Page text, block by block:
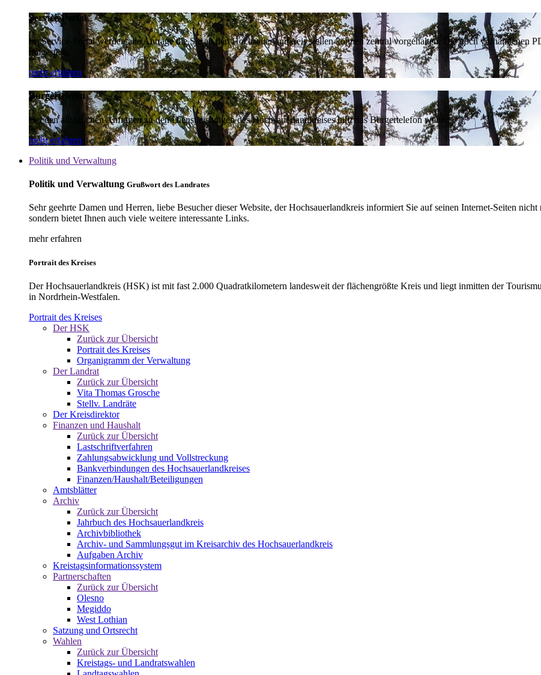
Service-Portal
Im Service-Portal werden alle Anträge die Sie an den Hochsauerlandkreis stellen können zentral vorgehalten. Die noch vorhandenen
umgestellt.
mehr erfahren
Bürgertelefon
Bei den alltäglichen Anfragen zu den Dienstleistungen des Hochsauerlandkreises hilft das Bürgertelefon weiter.
mehr erfahren
Politik und Verwaltung
Politik und Verwaltung Grußwort des Landrates
Sehr geehrte Damen und Herren, liebe Besucher dieser Website, der Hochsauerlandkreis informiert Sie auf seinen Internet-Seiten
sondern bietet Ihnen auch viele weitere interessante Links.
mehr erfahren
Portrait des Kreises
Der Hochsauerlandkreis (HSK) ist mit fast 2.000 Quadratkilometern landesweit der flächengrößte Kreis und liegt inmitten der
in Nordrhein-Westfalen.
Portrait des Kreises
Der HSK
Zurück zur Übersicht
Portrait des Kreises
Organigramm der Verwaltung
Der Landrat
Zurück zur Übersicht
Vita Thomas Grosche
Stellv. Landräte
Der Kreisdirektor
Finanzen und Haushalt
Zurück zur Übersicht
Lastschriftverfahren
Zahlungsabwicklung und Vollstreckung
Bankverbindungen des Hochsauerlandkreises
Finanzen/Haushalt/Beteiligungen
Amtsblätter
Archiv
Zurück zur Übersicht
Jahrbuch des Hochsauerlandkreis
Archivbibliothek
Archiv- und Sammlungsgut im Kreisarchiv des Hochsauerlandkreis
Aufgaben Archiv
Kreistagsinformationssystem
Partnerschaften
Zurück zur Übersicht
Olesno
Megiddo
West Lothian
Satzung und Ortsrecht
Wahlen
Zurück zur Übersicht
Kreistags- und Landratswahlen